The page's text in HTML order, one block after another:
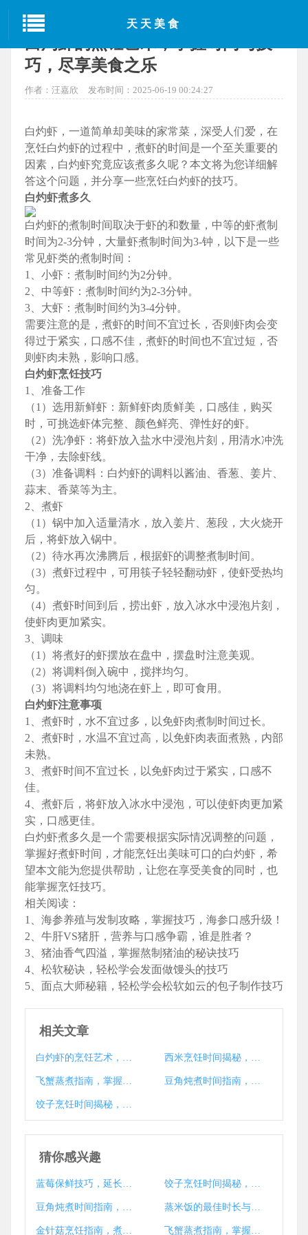
天天美食
当前位置：
巧，尽享美食之乐
作者：汪嘉欣 发布时间：2025-06-19 00:24:27
白灼虾，一道简单却美味的家常菜，深受人们爱，在
烹饪白灼虾的过程中，煮虾的时间是一个至关重要的
因素，白灼虾究竟应该煮多久呢？本文将为您详细解
答这个问题，并分享一些烹饪白灼虾的技巧。
白灼虾煮多久
白灼虾的煮制时间取决于虾的和数量，中等的虾煮制
时间为2-3分钟，大量虾煮制时间为3-钟，以下是一些
常见虾类的煮制时间：
1、小虾：煮制时间约为2分钟。
2、中等虾：煮制时间约为2-3分钟。
3、大虾：煮制时间约为3-4分钟。
需要注意的是，煮虾的时间不宜过长，否则虾肉会变
得过于紧实，口感不佳，煮虾的时间也不宜过短，否
则虾肉未熟，影响口感。
白灼虾烹饪技巧
1、准备工作
（1）选用新鲜虾：新鲜虾肉质鲜美，口感佳，购买
时，可挑选虾体完整、颜色鲜亮、弹性好的虾。
（2）洗净虾：将虾放入盐水中浸泡片刻，用清水冲洗
干净，去除虾线。
（3）准备调料：白灼虾的调料以酱油、香葱、姜片、
蒜末、香菜等为主。
2、煮虾
（1）锅中加入适量清水，放入姜片、葱段，大火烧开
后，将虾放入锅中。
（2）待水再次沸腾后，根据虾的调整煮制时间。
（3）煮虾过程中，可用筷子轻轻翻动虾，使虾受热均
匀。
（4）煮虾时间到后，捞出虾，放入冰水中浸泡片刻，
使虾肉更加紧实。
3、调味
（1）将煮好的虾摆放在盘中，摆盘时注意美观。
（2）将调料倒入碗中，搅拌均匀。
（3）将调料均匀地浇在虾上，即可食用。
白灼虾注意事项
1、煮虾时，水不宜过多，以免虾肉煮制时间过长。
2、煮虾时，水温不宜过高，以免虾肉表面煮熟，内部
未熟。
3、煮虾时间不宜过长，以免虾肉过于紧实，口感不
佳。
4、煮虾后，将虾放入冰水中浸泡，可以使虾肉更加紧
实，口感更佳。
白灼虾煮多久是一个需要根据实际情况调整的问题，
掌握好煮虾时间，才能烹饪出美味可口的白灼虾，希
望本文能为您提供帮助，让您在享受美食的同时，也
能掌握烹饪技巧。
相关阅读：
1、海参养殖与发制攻略，掌握技巧，海参口感升级！
2、牛肝VS猪肝，营养与口感争霸，谁是胜者？
3、猪油香气四溢，掌握熬制猪油的秘诀技巧
4、松软秘诀，轻松学会发面做馒头的技巧
5、面点大师秘籍，轻松学会松软如云的包子制作技巧
相关文章
白灼虾的烹饪艺术，掌握时间与技巧，尽享美食之乐 西米烹饪时间揭秘，西米要煮多久？
飞蟹蒸煮指南，掌握时间解锁鲜美蟹肉之道 豆角炖煮时间指南，健康美味一锅成
饺子烹饪时间揭秘，如何煮出完美口感
猜你感兴趣
蓝莓保鲜技巧，延长新鲜期的小窍门大揭秘 饺子烹饪时间揭秘，如何煮出完美口感
豆角炖煮时间指南，健康美味一锅成 蒸米饭的最佳时长与技巧揭秘
金针菇烹饪指南，煮多久才能熟？技巧与注意事项大揭秘 飞蟹蒸煮指南，掌握时间解锁鲜美蟹肉之道